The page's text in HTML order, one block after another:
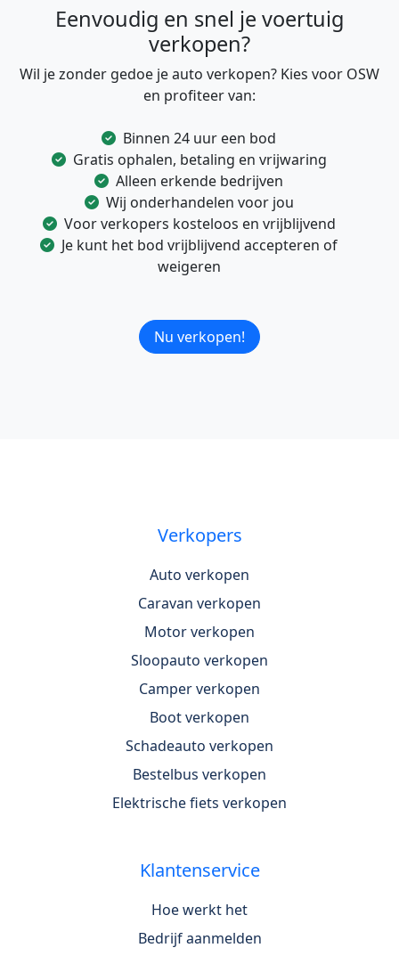
Eenvoudig en snel je voertuig
verkopen?
Wil je zonder gedoe je auto verkopen? Kies voor OSW
en profiteer van:
Binnen 24 uur een bod
Gratis ophalen, betaling en vrijwaring
Alleen erkende bedrijven
Wij onderhandelen voor jou
Voor verkopers kosteloos en vrijblijvend
Je kunt het bod vrijblijvend accepteren of
weigeren
Nu verkopen!
Verkopers
Auto verkopen
Caravan verkopen
Motor verkopen
Sloopauto verkopen
Camper verkopen
Boot verkopen
Schadeauto verkopen
Bestelbus verkopen
Elektrische fiets verkopen
Klantenservice
Hoe werkt het
Bedrijf aanmelden